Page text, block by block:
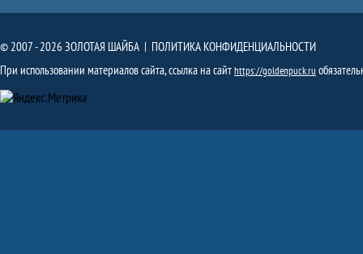
© 2007 - 2026 ЗОЛОТАЯ ШАЙБА | ПОЛИТИКА КОНФИДЕНЦИАЛЬНОСТИ
При использовании материалов сайта, ссылка на сайтhttps://goldenpuck.ru